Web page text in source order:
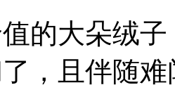
的大朵绒
，且伴随